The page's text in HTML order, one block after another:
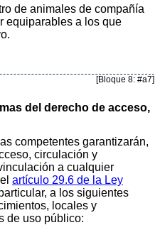
de animales de compañía
equiparables a los que
[Bloque 8: #a7]
del derecho de acceso,
competentes garantizarán,
circulación y
a cualquier
artículo 29.6 de la Ley
a los siguientes
locales y
de uso público: